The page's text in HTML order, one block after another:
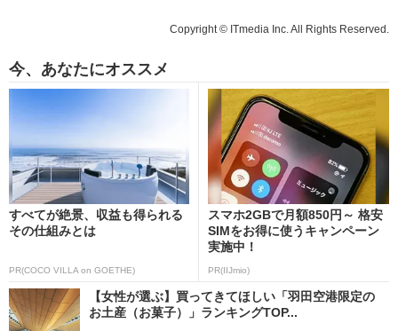
Copyright © ITmedia Inc. All Rights Reserved.
今、あなたにオススメ
すべてが絶景、収益も得られる
その仕組みとは
PR(COCO VILLA on GOETHE)
スマホ2GBで月額850円～ 格安
SIMをお得に使うキャンペーン
実施中！
PR(IIJmio)
【女性が選ぶ】買ってきてほしい「羽田空港限定の
お土産（お菓子）」ランキングTOP...